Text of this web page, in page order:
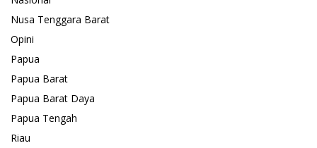
Nusa Tenggara Barat
Opini
Papua
Papua Barat
Papua Barat Daya
Papua Tengah
Riau